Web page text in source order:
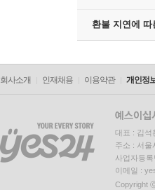
미중 전략경쟁
있는지를 전망
양안관계에 깊
편승을 통해 자
일국양제에 대
등 외부 세력
환불 지연에 따
회사소개 인재채용 이용약관 개인정
대표 : 김석
주소 : 서울
사업자등
이메일 :
Copyright